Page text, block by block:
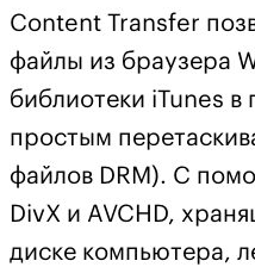
Content Transfer
файлы из браузера
библиотеки iTunes в
простым
файлов DRM). С
DivX и AVCHD,
диске компьютера,